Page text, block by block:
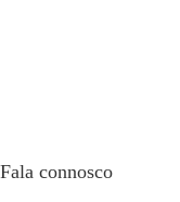
Fala connosco